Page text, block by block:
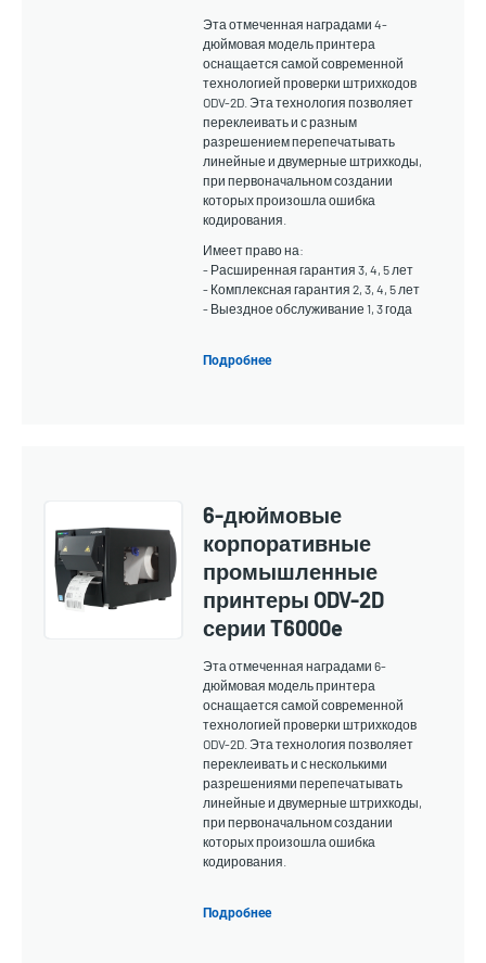
Эта отмеченная наградами 4-
дюймовая модель принтера
оснащается самой современной
технологией проверки штрихкодов
ODV-2D. Эта технология позволяет
переклеивать и с разным
разрешением перепечатывать
линейные и двумерные штрихкоды,
при первоначальном создании
которых произошла ошибка
кодирования.
Имеет право на:
- Расширенная гарантия 3, 4, 5 лет
- Комплексная гарантия 2, 3, 4, 5 лет
- Выездное обслуживание 1, 3 года
Подробнее
6-дюймовые
корпоративные
промышленные
принтеры ODV-2D
серии T6000e
Эта отмеченная наградами 6-
дюймовая модель принтера
оснащается самой современной
технологией проверки штрихкодов
ODV-2D. Эта технология позволяет
переклеивать и с несколькими
разрешениями перепечатывать
линейные и двумерные штрихкоды,
при первоначальном создании
которых произошла ошибка
кодирования.
Подробнее